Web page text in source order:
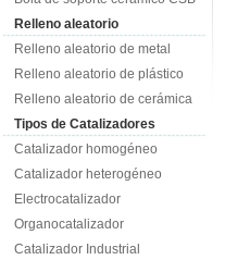
Relleno aleatorio
Relleno aleatorio de metal
Relleno aleatorio de plástico
Relleno aleatorio de cerámica
Tipos de Catalizadores
Catalizador homogéneo
Catalizador heterogéneo
Electrocatalizador
Organocatalizador
Catalizador Industrial